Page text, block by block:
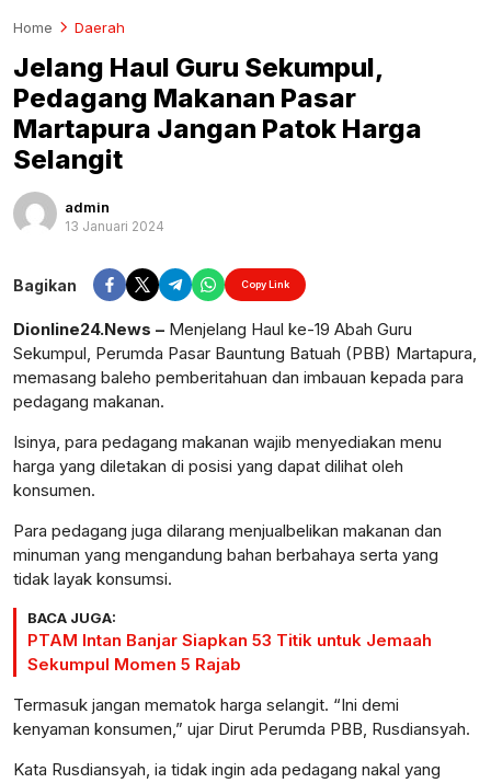
Home Daerah
Jelang Haul Guru Sekumpul,
Pedagang Makanan Pasar
Martapura Jangan Patok Harga
Selangit
admin
13 Januari 2024
Bagikan Copy Link
Dionline24.News – Menjelang Haul ke-19 Abah Guru
Sekumpul, Perumda Pasar Bauntung Batuah (PBB) Martapura,
memasang baleho pemberitahuan dan imbauan kepada para
pedagang makanan.
Isinya, para pedagang makanan wajib menyediakan menu
harga yang diletakan di posisi yang dapat dilihat oleh
konsumen.
Para pedagang juga dilarang menjualbelikan makanan dan
minuman yang mengandung bahan berbahaya serta yang
tidak layak konsumsi.
BACA JUGA:
PTAM Intan Banjar Siapkan 53 Titik untuk Jemaah
Sekumpul Momen 5 Rajab
Termasuk jangan mematok harga selangit. “Ini demi
kenyaman konsumen,” ujar Dirut Perumda PBB, Rusdiansyah.
Kata Rusdiansyah, ia tidak ingin ada pedagang nakal yang